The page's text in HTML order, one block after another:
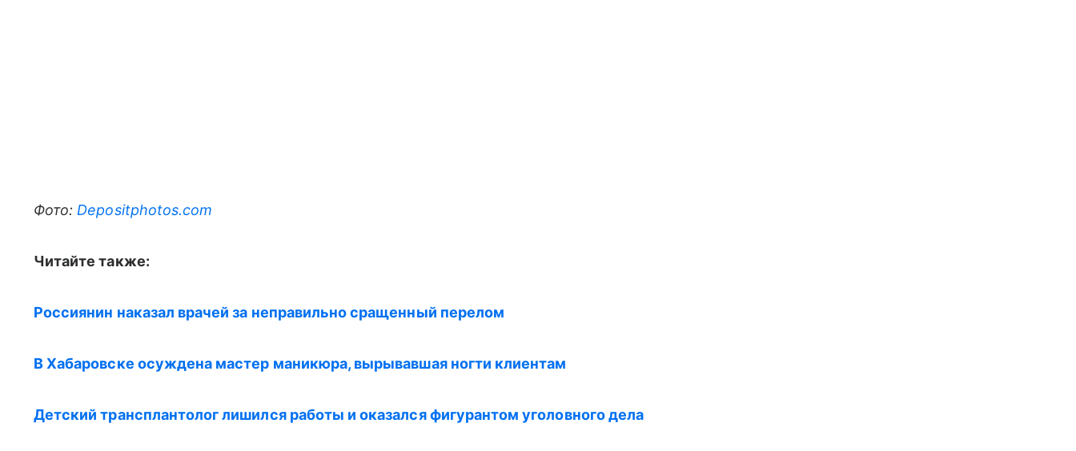
Фото: Depositphotos.com
Читайте также:
Россиянин наказал врачей за неправильно сращенный перелом
В Хабаровске осуждена мастер маникюра, вырывавшая ногти клиентам
Детский трансплантолог лишился работы и оказался фигурантом уголовного дела